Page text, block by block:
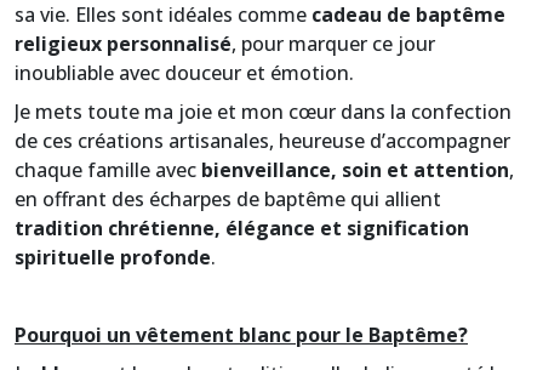
sa vie. Elles sont idéales comme cadeau de baptême
religieux personnalisé, pour marquer ce jour
inoubliable avec douceur et émotion.
Je mets toute ma joie et mon cœur dans la confection
de ces créations artisanales, heureuse d’accompagner
chaque famille avec bienveillance, soin et attention,
en offrant des écharpes de baptême qui allient
tradition chrétienne, élégance et signification
spirituelle profonde.
Pourquoi un vêtement blanc pour le Baptême?